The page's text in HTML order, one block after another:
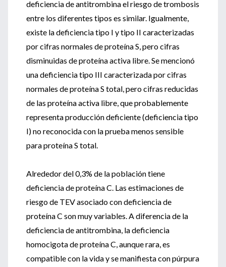
deficiencia de antitrombina el riesgo de trombosis
entre los diferentes tipos es similar. Igualmente,
existe la deficiencia tipo I y tipo II caracterizadas
por cifras normales de proteína S, pero cifras
disminuidas de proteína activa libre. Se mencionó
una deficiencia tipo III caracterizada por cifras
normales de proteína S total, pero cifras reducidas
de las proteína activa libre, que probablemente
representa producción deficiente (deficiencia tipo
I) no reconocida con la prueba menos sensible
para proteína S total.
Alrededor del 0,3% de la población tiene
deficiencia de proteína C. Las estimaciones de
riesgo de TEV asociado con deficiencia de
proteína C son muy variables. A diferencia de la
deficiencia de antitrombina, la deficiencia
homocigota de proteína C, aunque rara, es
compatible con la vida y se manifiesta con púrpura